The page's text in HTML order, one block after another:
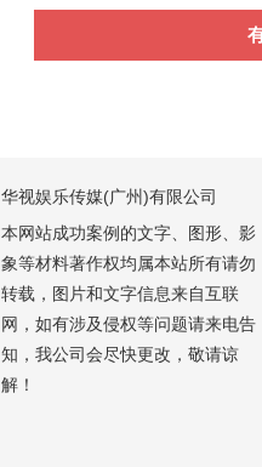
华视娱乐传媒(广州)有限公司
本网站成功案例的文字、图形、影
象等材料著作权均属本站所有请勿
转载，图片和文字信息来自互联
网，如有涉及侵权等问题请来电告
知，我公司会尽快更改，敬请谅
解！